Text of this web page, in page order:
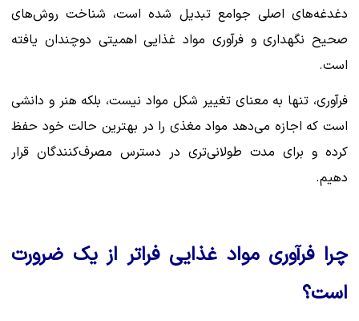
دغدغه‌های اصلی جوامع تبدیل شده است، شناخت روش‌های
صحیح نگهداری و فرآوری مواد غذایی اهمیتی دوچندان یافته
است.
فرآوری، تنها به معنای تغییر شکل مواد نیست، بلکه هنر و دانشی
است که اجازه می‌دهد مواد مغذی را در بهترین حالت خود حفظ
کرده و برای مدت طولانی‌تری در دسترس مصرف‌کنندگان قرار
دهیم.
چرا فرآوری مواد غذایی فراتر از یک ضرورت
است؟